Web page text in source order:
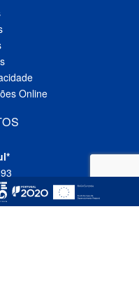
Online
local nacional)